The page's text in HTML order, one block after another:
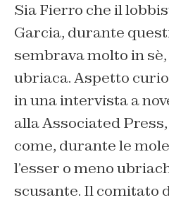
Sia Fierro che il
Garcia, durante
sembrava molto in
ubriaca. Aspetto
in una intervista a
alla Associated
come, durante le
l’esser o meno
scusante. Il comitato